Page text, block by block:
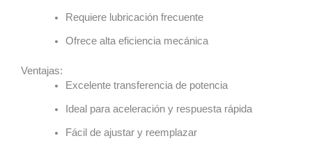
Requiere lubricación frecuente
Ofrece alta eficiencia mecánica
Ventajas:
Excelente transferencia de potencia
Ideal para aceleración y respuesta rápida
Fácil de ajustar y reemplazar